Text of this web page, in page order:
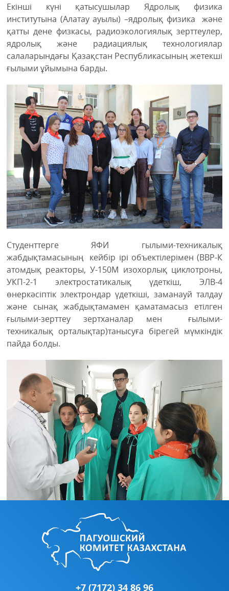
Екінші күні қатысушылар Ядролық физика
институтына (Алатау ауылы) –ядролық физика және
қатты дене физкасы, радиоэкологиялық зерттеулер,
ядролық және радиациялық технологиялар
салаларындағы Қазақстан Республикасының жетекші
ғылыми ұйымына барды.
Студенттерге ЯФИ гылыми-техникалық
жабдықтамасының кейбір ірі объектілерімен (ВВР-К
атомдық реакторы, У-150М изохорлық циклотроны,
УКП-2-1 электростатикалық үдеткіш, ЭЛВ-4
өнеркәсіптік электрондар үдеткіші, заманауй талдау
және сынақ жабдықтамамен қаматамасыз етілген
ғылыми-зерттеу зертханалар мен ғылыми-
техникалық орталықтар)танысуға бірегей мүмкіндік
пайда болды.
+7 (7172) 34 86 96